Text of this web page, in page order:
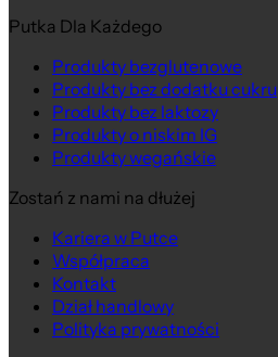
Putka Dla Każdego
Produkty bezglutenowe
Produkty bez dodatku cukru
Produkty bez laktozy
Produkty o niskim IG
Produkty wegańskie
Zostań z nami na dłużej
Kariera w Putce
Współpraca
Kontakt
Dział handlowy
Polityka prywatności